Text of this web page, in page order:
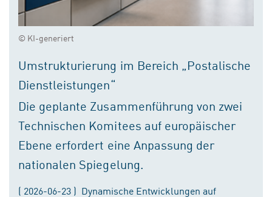
© KI-generiert
Umstrukturierung im Bereich „Postalische
Dienstleistungen“
Die geplante Zusammenführung von zwei
Technischen Komitees auf europäischer
Ebene erfordert eine Anpassung der
nationalen Spiegelung.
( 2026-06-23 ) Dynamische Entwicklungen auf